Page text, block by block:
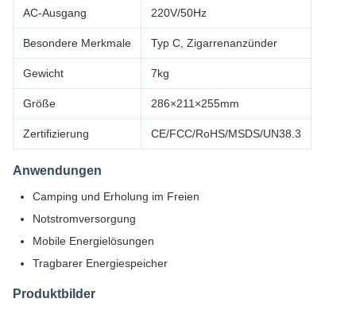
AC-Ausgang 220V/50Hz
Besondere Merkmale Typ C, Zigarrenanzünder
Gewicht 7kg
Größe 286×211×255mm
Zertifizierung CE/FCC/RoHS/MSDS/UN38.3
Anwendungen
Camping und Erholung im Freien
Notstromversorgung
Mobile Energielösungen
Tragbarer Energiespeicher
Produktbilder